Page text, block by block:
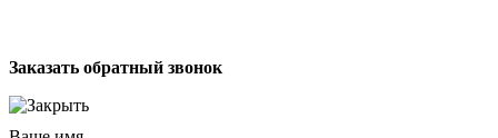
Заказать обратный звонок